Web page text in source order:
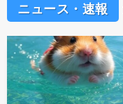
ニュース・速報